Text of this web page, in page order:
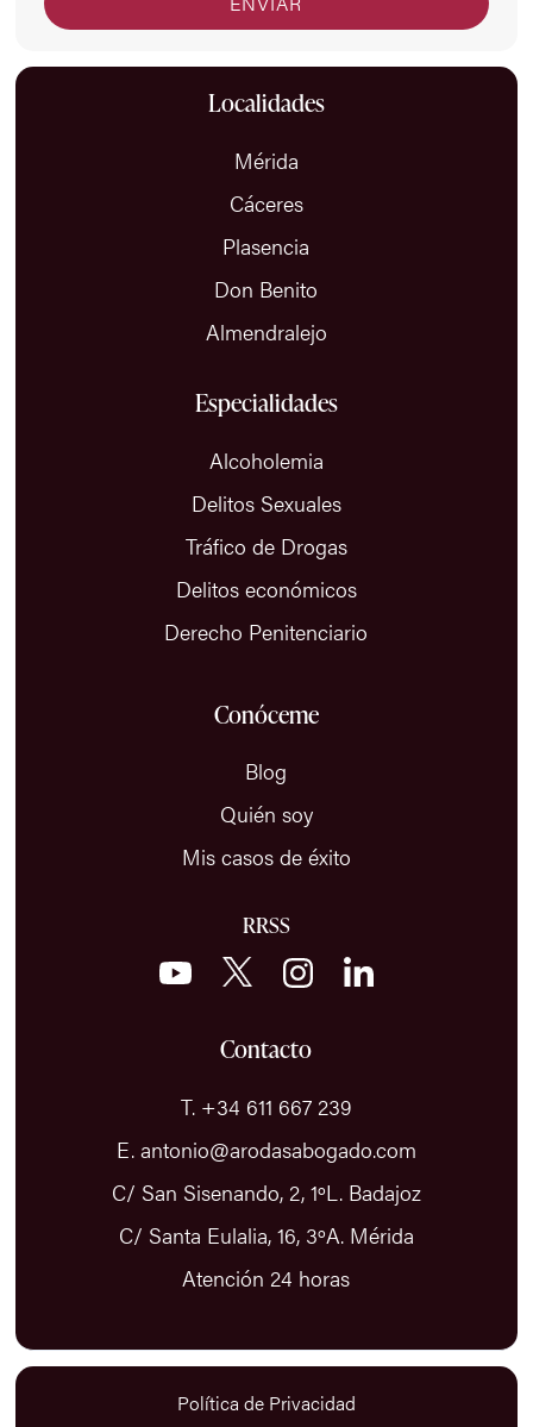
Localidades
Mérida
Cáceres
Plasencia
Don Benito
Almendralejo
Especialidades
Alcoholemia
Delitos Sexuales
Tráfico de Drogas
Delitos económicos
Derecho Penitenciario
Conóceme
Blog
Quién soy
Mis casos de éxito
RRSS
Contacto
T. +34 611 667 239
E. antonio@arodasabogado.com
C/ San Sisenando, 2, 1ºL. Badajoz
C/ Santa Eulalia, 16, 3ºA. Mérida
Atención 24 horas
Política de Privacidad